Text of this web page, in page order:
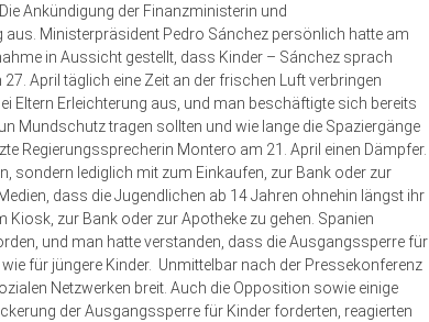
Ankündigung der Finanzministerin und
Ministerpräsident Pedro Sánchez persönlich hatte am
in Aussicht gestellt, dass Kinder – Sánchez sprach
April täglich eine Zeit an der frischen Luft verbringen
Eltern Erleichterung aus, und man beschäftigte sich bereits
Mundschutz tragen sollten und wie lange die Spaziergänge
Regierungssprecherin Montero am 21. April einen Dämpfer.
sondern lediglich mit zum Einkaufen, zur Bank oder zur
dass die Jugendlichen ab 14 Jahren ohnehin längst ihr
zur Bank oder zur Apotheke zu gehen. Spanien
und man hatte verstanden, dass die Ausgangssperre für
für jüngere Kinder. Unmittelbar nach der Pressekonferenz
Netzwerken breit. Auch die Opposition sowie einige
der Ausgangssperre für Kinder forderten, reagierten